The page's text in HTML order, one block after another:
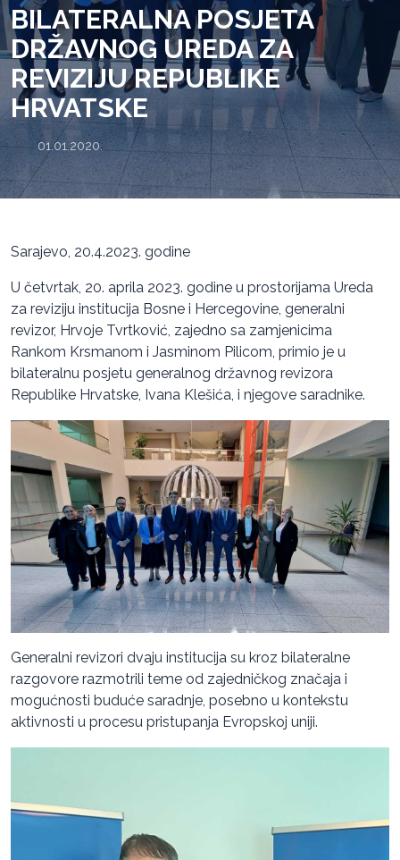
BILATERALNA POSJETA
DRŽAVNOG UREDA ZA
REVIZIJU REPUBLIKE
HRVATSKE
01.01.2020.
Sarajevo, 20.4.2023. godine
U četvrtak, 20. aprila 2023. godine u prostorijama Ureda
za reviziju institucija Bosne i Hercegovine, generalni
revizor, Hrvoje Tvrtković, zajedno sa zamjenicima
Rankom Krsmanom i Jasminom Pilicom, primio je u
bilateralnu posjetu generalnog državnog revizora
Republike Hrvatske, Ivana Klešića, i njegove saradnike.
Generalni revizori dvaju institucija su kroz bilateralne
razgovore razmotrili teme od zajedničkog značaja i
mogućnosti buduće saradnje, posebno u kontekstu
aktivnosti u procesu pristupanja Evropskoj uniji.